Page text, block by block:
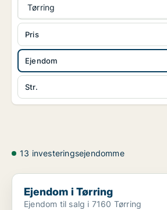
Tørring
Ejendom
Str.
Pris
13 investeringsejendomme
Ejendom i Tørring
Ejendom i Tørring
Ejendom til salg i 7160 Tørring